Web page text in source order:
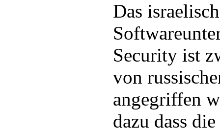
Das
Security ist
von
angegriffen
dazu dass